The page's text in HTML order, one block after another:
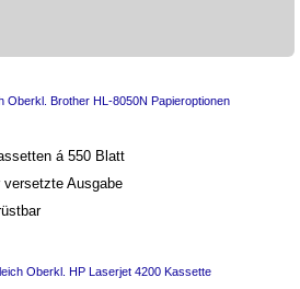
á 550 Blatt
Ausgabe